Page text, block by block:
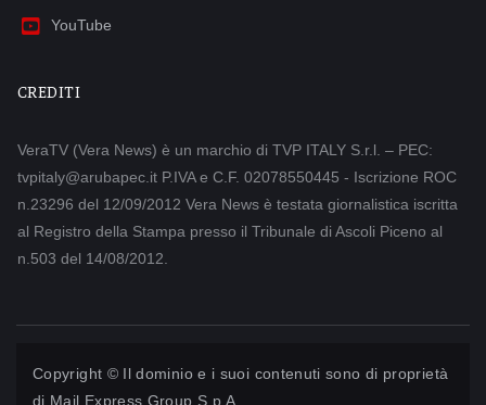
YouTube
CREDITI
VeraTV (Vera News) è un marchio di TVP ITALY S.r.l. – PEC:
tvpitaly@arubapec.it P.IVA e C.F. 02078550445 - Iscrizione ROC
n.23296 del 12/09/2012 Vera News è testata giornalistica iscritta
al Registro della Stampa presso il Tribunale di Ascoli Piceno al
n.503 del 14/08/2012.
Copyright © Il dominio e i suoi contenuti sono di proprietà
di Mail Express Group S.p.A.